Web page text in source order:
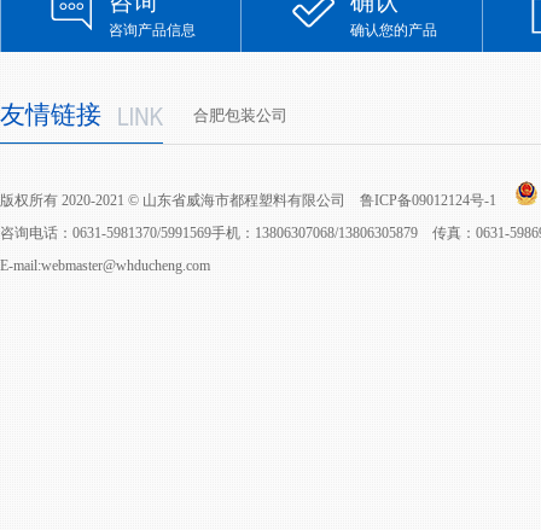
咨询产品信息 确认您的产品
友情链接 合肥包装公司
版权所有 2020-2021 © 山东省威海市都程塑料有限公司 鲁ICP备09012124号-1
咨询电话：0631-5981370/5991569手机：13806307068/13806305879 传真：0631-
E-mail:webmaster@whducheng.com